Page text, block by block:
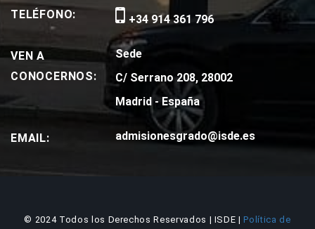
TELÉFONO: +34 914 361 796
VEN A
CONOCERNOS:
Sede
C/ Serrano 208, 28002
Madrid - España
EMAIL: admisionesgrado@isde.es
© 2024 Todos los Derechos Reservados | ISDE |Política de